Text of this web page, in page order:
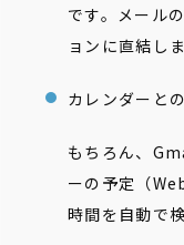
です。メール
ョンに直結しま
カレンダーと
もちろん、
ーの予定（
時間を自動で